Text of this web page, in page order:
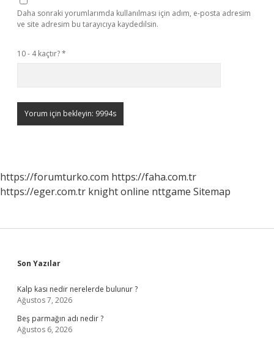
Daha sonraki yorumlarımda kullanılması için adım, e-posta adresim
ve site adresim bu tarayıcıya kaydedilsin.
10 - 4 kaçtır?*
https://forumturko.com https://faha.com.tr
https://eger.com.tr knight online nttgame Sitemap
Sidebar
Son Yazılar
Kalp kası nedir nerelerde bulunur ?
Ağustos 7, 2026
Beş parmağın adı nedir ?
Ağustos 6, 2026